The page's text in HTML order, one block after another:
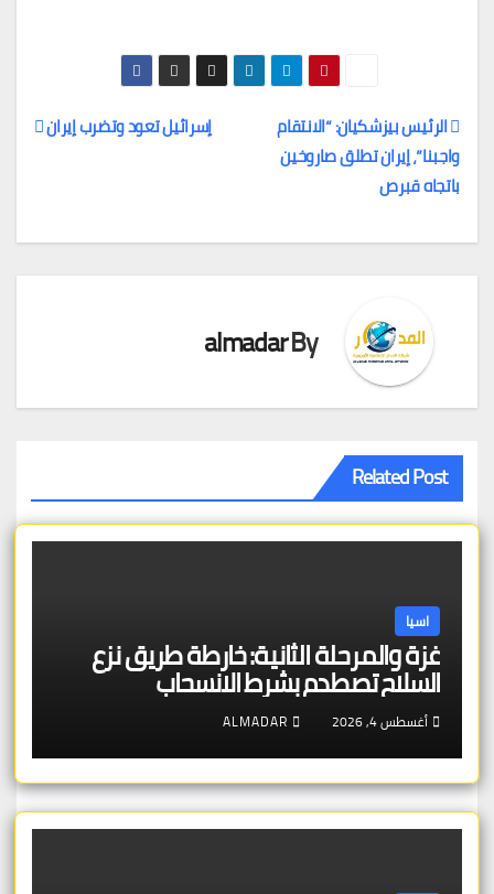
تصفّح
المقالات
إسرائيل تعود وتضرب إيران
الرئيس بيزشكيان: “الانتقام
واجبنا”، إيران تطلق صاروخين
باتجاه قبرص
By
almadar
Related Post
اسيا
غزة والمرحلة الثانية: خارطة طريق نزع
السلاح تصطدم بشرط الانسحاب
أغسطس 4, 2026 ALMADAR